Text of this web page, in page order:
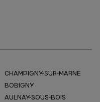
CHAMPIGNY-SUR-MARNE
BOBIGNY
AULNAY-SOUS-BOIS